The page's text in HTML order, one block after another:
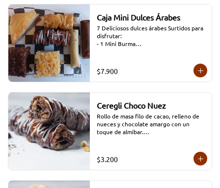
Caja Mini Dulces Árabes
7 Deliciosos dulces árabes Surtidos para
disfrutar:
- 1 Mini Burma
-1  Mini Baclawa
-1 Mini Brownie chocolatoso
-1 Barquillo Nutella
-1 Barquillo Mantequilla de Maní cacao
$7.900
Ceregli Choco Nuez
Rollo de masa filo de cacao, relleno de
nueces y chocolate amargo con un
toque de almíbar.
$3.200